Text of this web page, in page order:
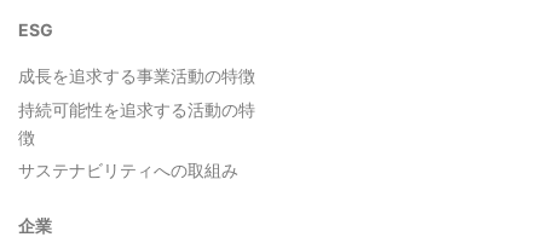
ESG
成長を追求する事業活動の特徴
持続可能性を追求する活動の特
徴
サステナビリティへの取組み
企業